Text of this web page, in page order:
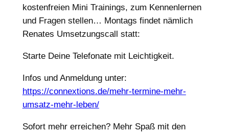
kostenfreien Mini Trainings, zum Kennenlernen
und Fragen stellen… Montags findet nämlich
Renates Umsetzungscall statt:
Starte Deine Telefonate mit Leichtigkeit.
Infos und Anmeldung unter:
https://connextions.de/mehr-termine-mehr-
umsatz-mehr-leben/
Sofort mehr erreichen? Mehr Spaß mit den